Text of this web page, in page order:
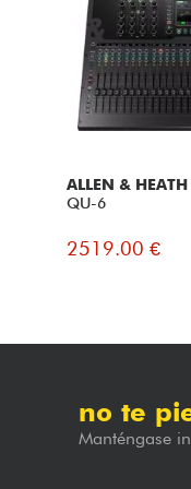
ALLEN & HEATH
QU-6
2519.00 €
no te
Manténgase